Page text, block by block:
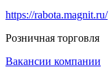
https://rabota.magnit.ru/
Розничная торговля
Вакансии компании